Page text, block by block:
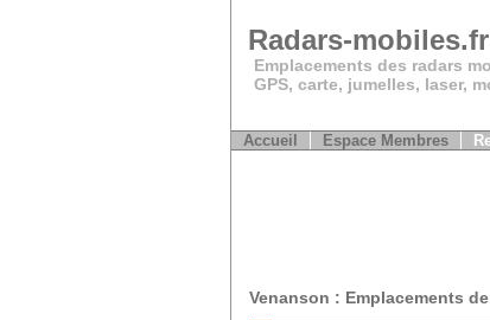
Radars-mobiles.fr
Emplacements des radars
GPS, carte, jumelles, laser,
Accueil Espace Membres
Venanson : Emplacements